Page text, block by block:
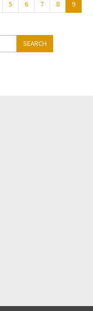
5 6 7 8 9
SEARCH